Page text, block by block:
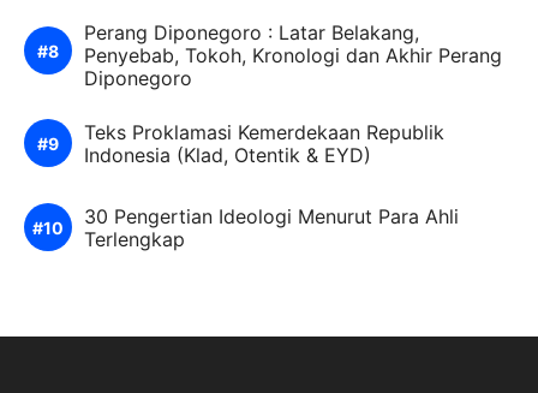
Perang Diponegoro : Latar Belakang,
Penyebab, Tokoh, Kronologi dan Akhir Perang
Diponegoro
Teks Proklamasi Kemerdekaan Republik
Indonesia (Klad, Otentik & EYD)
30 Pengertian Ideologi Menurut Para Ahli
Terlengkap